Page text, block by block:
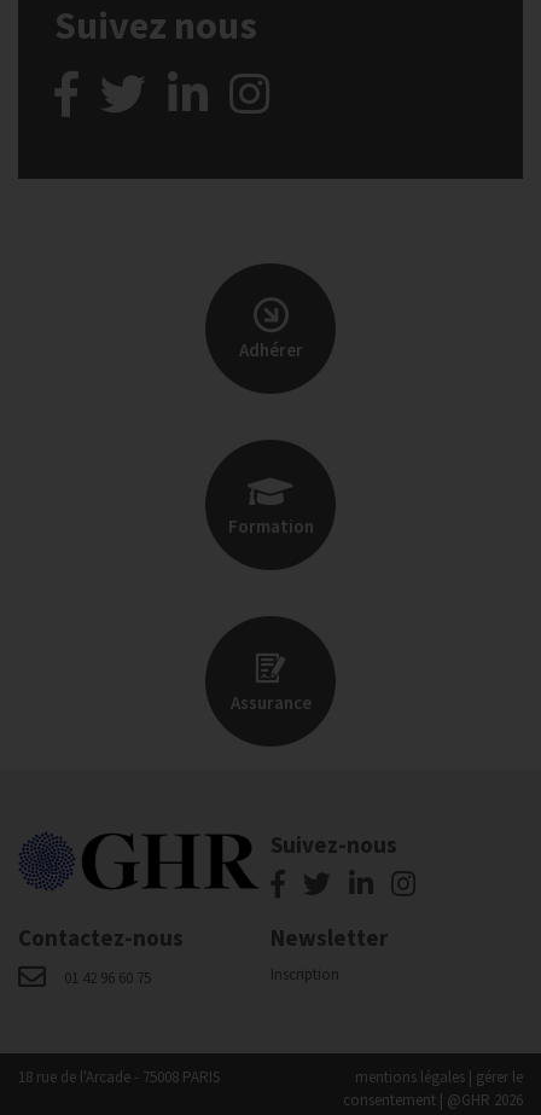
Suivez nous
Adhérer
Formation
Assurance
Suivez-nous
Contactez-nous
01 42 96 60 75
Newsletter
Inscription
18 rue de l'Arcade - 75008 PARIS mentions légales | gérer le
consentement | @GHR 2026